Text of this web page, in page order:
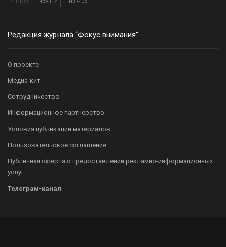
Редакция журнала “Фокус внимания”
О проекте
Медиа-кит
Сотрудничество
Информационное партнерство
Условия публикации материалов
Пользовательское соглашение
Публичная оферта о предоставлении рекламно-информационных
услуг
Телеграм-канал